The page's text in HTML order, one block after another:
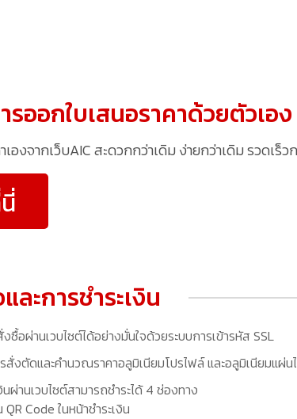
ออกใบเสนอราคาด้วยตัวเอง
องจากเว็บAIC สะดวกกว่าเดิม ง่ายกว่าเดิม รวดเร็ว
ละการชำระเงิน
ซื้อผ่านเวบไซต์ได้อย่างมั่นใจด้วยระบบการเข้ารหัส SSL
สั่งตัดและคำนวณราคาอลูมิเนียมโปรไฟล์ และอลูมิเนียมแผ่
นผ่านเวบไซต์สามารถชำระได้ 4 ช่องทาง
Code ในหน้าชำระเงิน